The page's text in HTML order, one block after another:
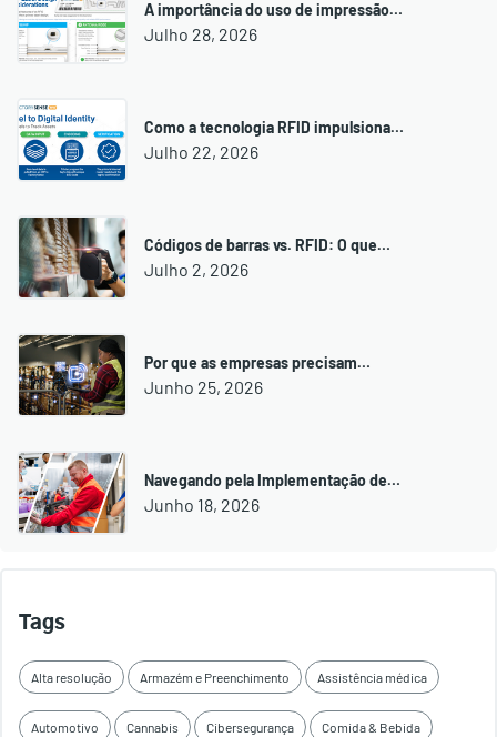
A importância do uso de impressão…
Julho 28, 2026
Como a tecnologia RFID impulsiona…
Julho 22, 2026
Códigos de barras vs. RFID: O que…
Julho 2, 2026
Por que as empresas precisam…
Junho 25, 2026
Navegando pela Implementação de…
Junho 18, 2026
Tags
Alta resolução Armazém e Preenchimento Assistência médica
Automotivo Cannabis Cibersegurança Comida & Bebida